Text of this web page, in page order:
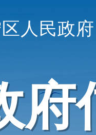
人民政府
府